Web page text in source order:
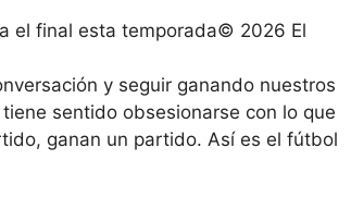
el final esta temporada© 2026 El
y seguir ganando nuestros
sentido obsesionarse con lo que
ganan un partido. Así es el fútbol